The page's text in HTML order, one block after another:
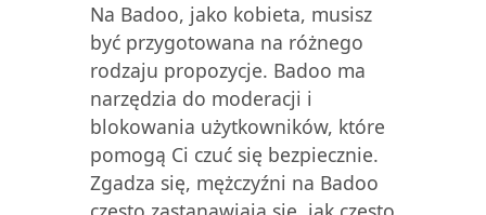
Na Badoo, jako kobieta, musisz
być przygotowana na różnego
rodzaju propozycje. Badoo ma
narzędzia do moderacji i
blokowania użytkowników, które
pomogą Ci czuć się bezpiecznie.
Zgadza się, mężczyźni na Badoo